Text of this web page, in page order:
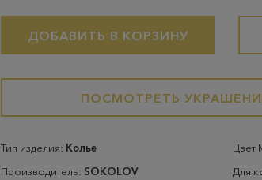
ДОБАВИТЬ В КОРЗИНУ
ПОСМОТРЕТЬ
Тип изделия: Колье
Производитель: SOKOLOV
Цвет
Для